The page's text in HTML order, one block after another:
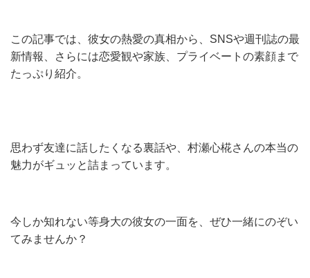
この記事では、彼女の熱愛の真相から、SNSや週刊誌の最
新情報、さらには恋愛観や家族、プライベートの素顔まで
たっぷり紹介。
思わず友達に話したくなる裏話や、村瀬心椛さんの本当の
魅力がギュッと詰まっています。
今しか知れない等身大の彼女の一面を、ぜひ一緒にのぞい
てみませんか？